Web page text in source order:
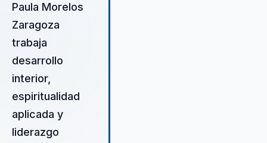
Paula Morelos
Zaragoza
trabaja
desarrollo
interior,
espiritualidad
aplicada y
liderazgo